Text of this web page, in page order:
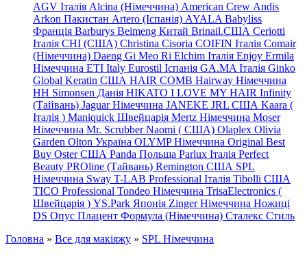
AGV Італія Alcina (Німеччина) American Crew Andis
Arkon Пакистан Artero (Іспанія) AYALA Babyliss
Франція Barburys Beimeng Китай Brinail.США Ceriotti
Італія CHI (США) Christina Cisoria COIFIN Італія Comair
(Німеччина) Daeng Gi Meo Ri Elchim Італія Enjoy Ermila
Німеччина ETI Italy Eurostil Іспанія GA.MA Італія Ginko
Global Keratin США HAIR COMB Hairway Німеччина
HH Simonsen Данія HIKATO I LOVE MY HAIR Infinity
(Тайвань) Jaguar Німеччина JANEKE JRL США Kaara (
Італія ) Maniquick Швейцарія Mertz Німеччина Moser
Німеччина Mr. Scrubber Naomi ( США) Olaplex Olivia
Garden Olton Україна OLYMP Німеччина Original Best
Buy Oster США Panda Польща Parlux Італія Perfect
Beauty PROline (Тайвань) Remington США SPL
Німеччина Sway T-LAB Professional Італія Tibolli США
TICO Professional Tondeo Німеччина TrisaElectronics (
Швейцарія ) YS.Park Японія Zinger Німеччина Ножиці
DS Опус Плацент Формула (Німеччина) Сталекс Стиль
Головна » Все для макіяжу » SPL Німеччина